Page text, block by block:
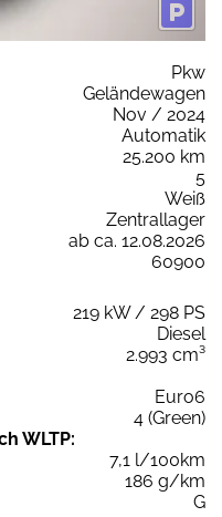
Pkw
Geländewagen
Nov / 2024
Automatik
25.200 km
5
Weiß
Zentrallager
ab ca. 12.08.2026
60900
219 kW / 298 PS
Diesel
2.993 cm³
Euro6
4 (Green)
WLTP:
7,1 l/100km
186 g/km
G